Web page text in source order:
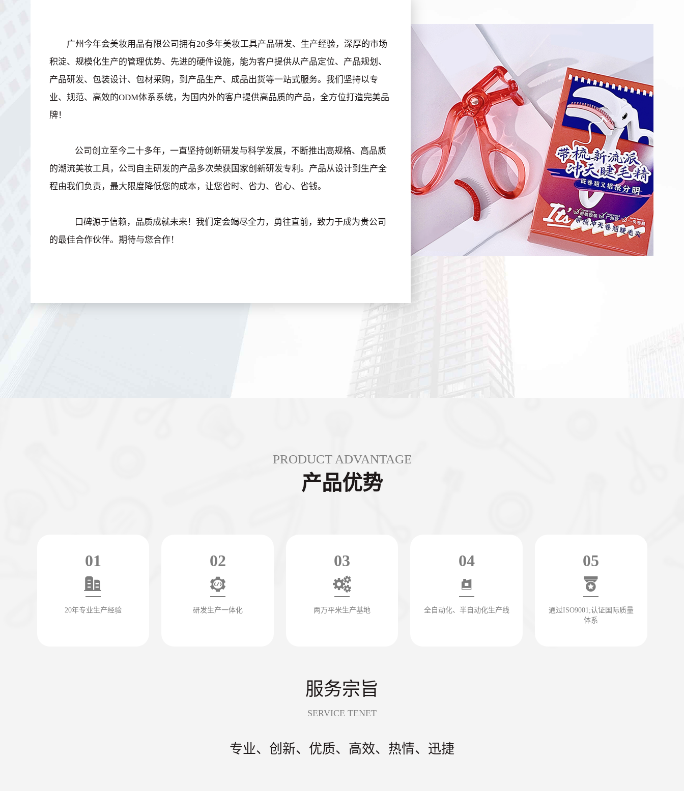
广州今年会美妆用品有限公司拥有20多年美妆工具产品研发、生产经验，深厚的市场
积淀、规模化生产的管理优势、先进的硬件设施，能为客户提供从产品定位、产品规划、
产品研发、包装设计、包材采购，到产品生产、成品出货等一站式服务。我们坚持以专
业、规范、高效的ODM体系系统，为国内外的客户提供高品质的产品，全方位打造完美品
牌！
公司创立至今二十多年，一直坚持创新研发与科学发展，不断推出高规格、高品质
的潮流美妆工具，公司自主研发的产品多次荣获国家创新研发专利。产品从设计到生产全
程由我们负责，最大限度降低您的成本，让您省时、省力、省心、省钱。
口碑源于信赖，品质成就未来！我们定会竭尽全力，勇往直前，致力于成为贵公司
的最佳合作伙伴。期待与您合作！
PRODUCT ADVANTAGE
产品优势
01
20年专业生产经验
02
研发生产一体化
03
两万平米生产基地
04
全自动化、半自动化生产线
05
通过ISO9001;认证国际质量
体系
服务宗旨
SERVICE TENET
专业、创新、优质、高效、热情、迅捷